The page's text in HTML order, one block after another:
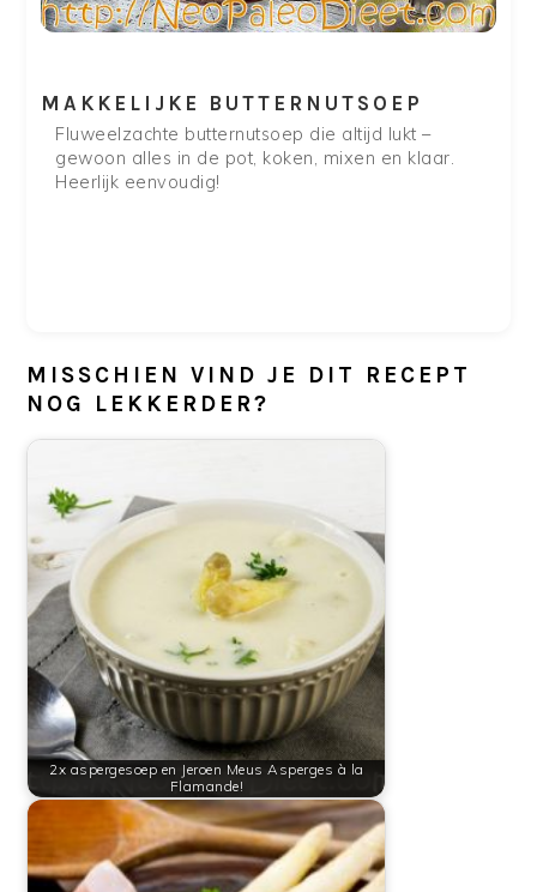
MAKKELIJKE BUTTERNUTSOEP
Fluweelzachte butternutsoep die altijd lukt –
gewoon alles in de pot, koken, mixen en klaar.
Heerlijk eenvoudig!
MISSCHIEN VIND JE DIT RECEPT
NOG LEKKERDER?
2x aspergesoep en Jeroen Meus Asperges à la
Flamande!